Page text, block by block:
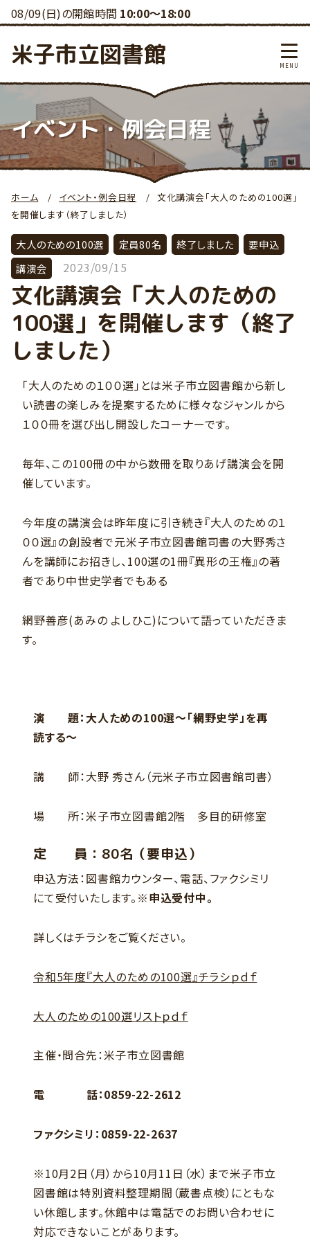
08/09(日)の開館時間 10:00～18:00
米子市立図書館
イベント・例会日程
ホーム イベント・例会日程
文化講演会「大人のための100選」
を開催します（終了しました）
大人のための100選 定員80名 終了しました
要申込
講演会
2023/09/15
文化講演会「大人のための
100選」を開催します（終了
しました）
「大人のための１００選」とは米子市立図書館から新し
い読書の楽しみを提案するために様々なジャンルから
１００冊を選び出し開設したコーナーです。
毎年、この100冊の中から数冊を取りあげ講演会を開
催しています。
今年度の講演会は昨年度に引き続き『大人のための１
００選』の創設者で元米子市立図書館司書の大野秀さ
んを講師にお招きし、100選の1冊『異形の王権』の著
者であり中世史学者でもある
網野善彦(あみの よしひこ)について語っていただきま
す。
演 題：大人ための100選～「網野史学」を再
読する～
講 師：大野 秀さん（元米子市立図書館司書）
場 所：米子市立図書館2階 多目的研修室
定 員：80名（要申込）
申込方法：図書館カウンター、電話、ファクシミリ
にて受付いたします。 ※申込受付中。
詳しくはチラシをご覧ください。
令和5年度『大人のための100選』チラシｐｄｆ
大人のための100選リストｐｄｆ
主催・問合先：米子市立図書館
電 話：0859-22-2612
ファクシミリ：0859-22-2637
※10月2日（月）から10月11日（水）まで米子市立
図書館は特別資料整理期間（蔵書点検）にともな
い休館します。休館中は電話でのお問い合わせに
対応できないことがあります。